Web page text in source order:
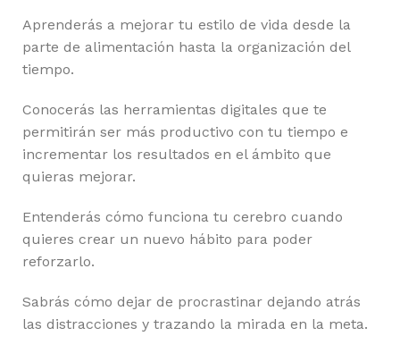
Aprenderás a mejorar tu estilo de vida desde la
parte de alimentación hasta la organización del
tiempo.
Conocerás las herramientas digitales que te
permitirán ser más productivo con tu tiempo e
incrementar los resultados en el ámbito que
quieras mejorar.
Entenderás cómo funciona tu cerebro cuando
quieres crear un nuevo hábito para poder
reforzarlo.
Sabrás cómo dejar de procrastinar dejando atrás
las distracciones y trazando la mirada en la meta.